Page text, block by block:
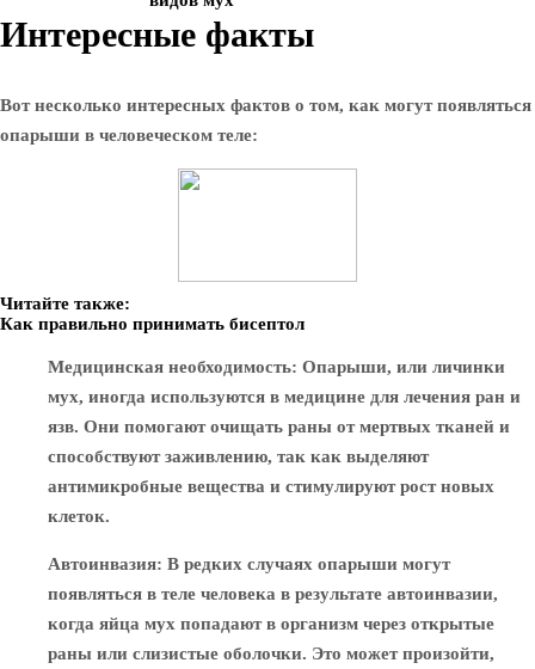
Интересные факты
Вот несколько интересных фактов о том, как могут появляться
опарыши в человеческом теле:
Читайте также:
Как правильно принимать бисептол
Медицинская необходимость: Опарыши, или личинки
мух, иногда используются в медицине для лечения ран и
язв. Они помогают очищать раны от мертвых тканей и
способствуют заживлению, так как выделяют
антимикробные вещества и стимулируют рост новых
клеток.
Автоинвазия: В редких случаях опарыши могут
появляться в теле человека в результате автоинвазии,
когда яйца мух попадают в организм через открытые
раны или слизистые оболочки. Это может произойти,